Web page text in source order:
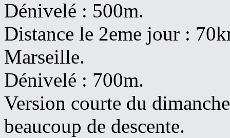
Dénivelé : 500m.
Distance le 2eme jour :
Marseille.
Dénivelé : 700m.
Version courte du
beaucoup de descente.